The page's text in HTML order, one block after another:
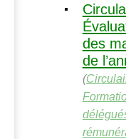
des
de
(